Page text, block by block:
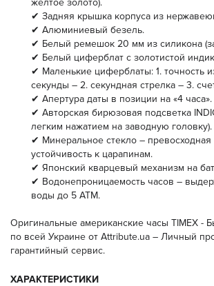
желтое золото).
✔ Задняя крышка корпуса из
✔ Алюминиевый безель.
✔ Белый ремешок 20 мм из силикона
✔ Белый циферблат с золотистой
✔ Маленькие циферблаты: 1. точность
секунды – 2. секундная стрелка – 3.
✔ Апертура даты в позиции на «4 часа».
✔ Авторская бирюзовая подсветка
легким нажатием на заводную головку).
✔ Минеральное стекло – превосходная
устойчивость к царапинам.
✔ Японский кварцевый механизм на
✔ Водонепроницаемость часов –
воды до 5 АТМ.
Оригинальные американские часы TIMEX -
по всей Украине от Аttribute.ua – Личный
гарантийный сервис.
ХАРАКТЕРИСТИКИ